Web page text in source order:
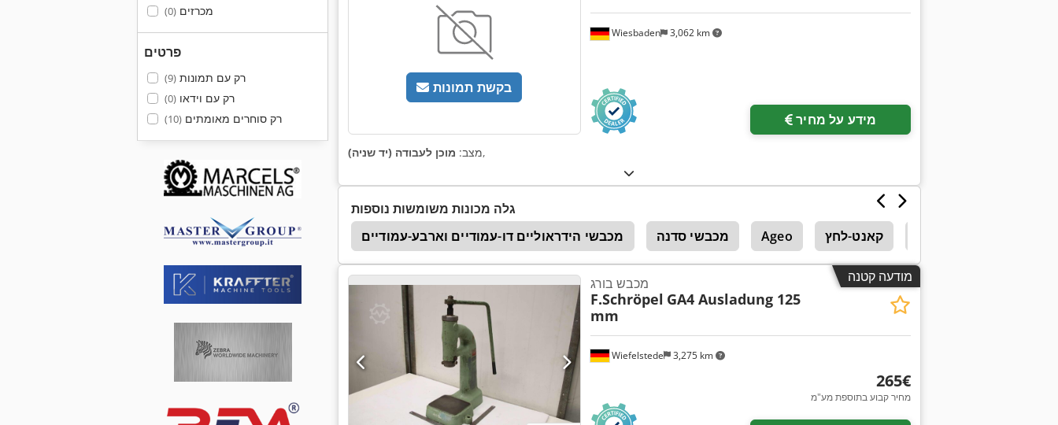
מכרזים(0)
פרטים
רק עם תמונות(9)
רק עם וידאו(0)
רק סוחרים מאומתים(10)
בקשת תמונות
Wiesbaden 3,062 km
מידע על מחיר
מצב: מוכן לעבודה (יד שניה) ,
גלה מכונות משומשות נוספות
מכבשי הידראוליים דו-עמודיים וארבע-עמודיים
מכבשי סדנה Ageo קאנט-לחץ בינדר-לחץ לחץ גדול
מודעה קטנה
Wiefelstede 3,275 km
מכבש בורג
F.Schröpel GA4 Ausladung 125
mm
‏265 ‏€
מחיר קבוע בתוספת מע"מ